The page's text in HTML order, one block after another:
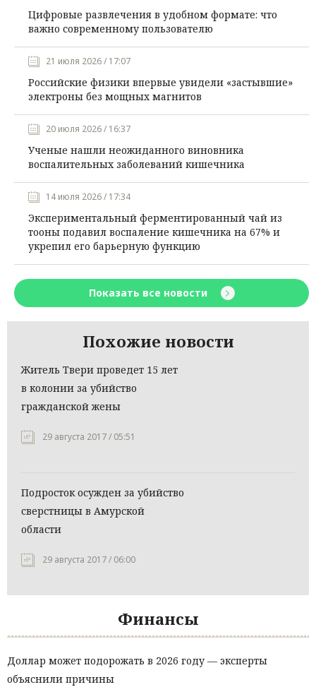
Цифровые развлечения в удобном формате: что
важно современному пользователю
21 июля 2026 / 17:07
Российские физики впервые увидели «застывшие»
электроны без мощных магнитов
20 июля 2026 / 16:37
Ученые нашли неожиданного виновника
воспалительных заболеваний кишечника
14 июля 2026 / 17:34
Экспериментальный ферментированный чай из
тооны подавил воспаление кишечника на 67% и
укрепил его барьерную функцию
Показать все новости
Похожие новости
Житель Твери проведет 15 лет
в колонии за убийство
гражданской жены
29 августа 2017 / 05:51
Подросток осужден за убийство
сверстницы в Амурской
области
29 августа 2017 / 06:00
Финансы
Доллар может подорожать в 2026 году — эксперты
объяснили причины